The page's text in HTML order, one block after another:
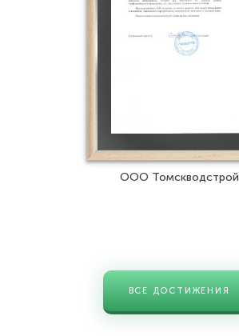
ООО Томскводстрой
ВСЕ ДОСТИЖЕНИЯ